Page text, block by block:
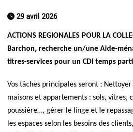
29 avril 2026
ACTIONS REGIONALES POUR LA
Barchon, recherche un/une Aide-
titres-services pour un CDI temps
Vos tâches principales seront :
maisons et appartements : sols, vitres,
poussière…, gérer le linge et le
les espaces selon les besoins des